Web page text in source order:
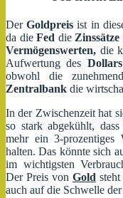
DerGoldpreis ist in
da die Fed die Zinssätze
Vermögenswerten, die
Aufwertung des Dollars
obwohl die
Zentralbank die
In der Zwischenzeit hat
so stark abgekühlt, dass
mehr ein 3-prozentiges
halten. Das könnte sich
im wichtigsten
Der Preis von Gold
auch auf die Schwelle